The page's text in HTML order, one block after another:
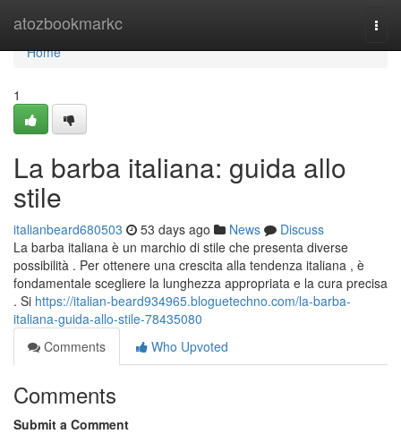
atozbookmarkc
Home
Home
1
La barba italiana: guida allo
stile
italianbeard680503 53 days ago News
Discuss
La barba italiana è un marchio di stile che presenta diverse
possibilità . Per ottenere una crescita alla tendenza italiana , è
fondamentale scegliere la lunghezza appropriata e la cura precisa
. Si https://italian-beard934965.bloguetechno.com/la-barba-
italiana-guida-allo-stile-78435080
Comments
Who Upvoted
Comments
Submit a Comment